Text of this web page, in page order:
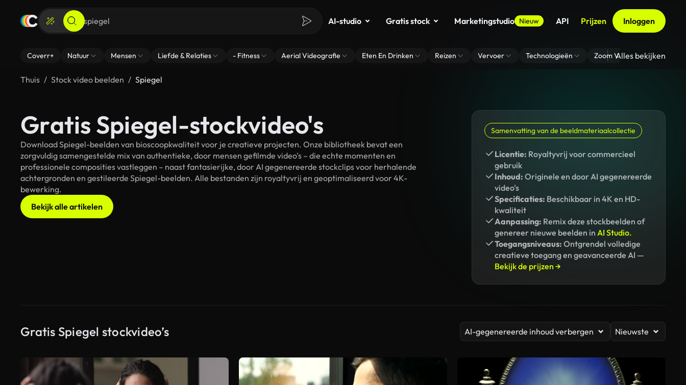
AI-studio Gratis stock Marketingstudio Nieuw API Prijzen Inloggen
Coverr+ Natuur Mensen Liefde & Relaties - Fitness Aerial Videografie Eten En Drinken Reizen Vervoer Technologieën Zoom Virtuele
Alles bekijken
Thuis Stock video beelden Spiegel
Gratis Spiegel-stockvideo's
Download Spiegel-beelden van bioscoopkwaliteit voor je creatieve projecten. Onze bibliotheek bevat een
zorgvuldig samengestelde mix van authentieke, door mensen gefilmde video's – die echte momenten en
professionele composities vastleggen – naast fantasierijke, door AI gegenereerde stockclips voor herhalende
achtergronden en gestileerde Spiegel-beelden. Alle bestanden zijn royaltyvrij en geoptimaliseerd voor 4K-
bewerking.
Bekijk alle artikelen
Samenvatting van de beeldmateriaalcollectie
Licentie: Royaltyvrij voor commercieel
gebruik
Inhoud: Originele en door AI gegenereerde
video's
Specificaties: Beschikbaar in 4K en HD-
kwaliteit
Aanpassing: Remix deze stockbeelden of
genereer nieuwe beelden in AI Studio.
Toegangsniveaus: Ontgrendel volledige
creatieve toegang en geavanceerde AI —
Bekijk de prijzen →
Gratis Spiegel stockvideo’s AI-gegenereerde inhoud verbergen Nieuwste